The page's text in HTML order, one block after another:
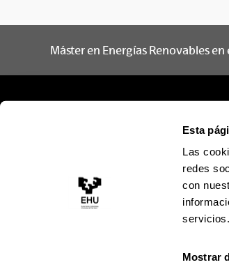
Esta
Las
redes
con
servicios.
Mostrar
Máster en Energías Renovables